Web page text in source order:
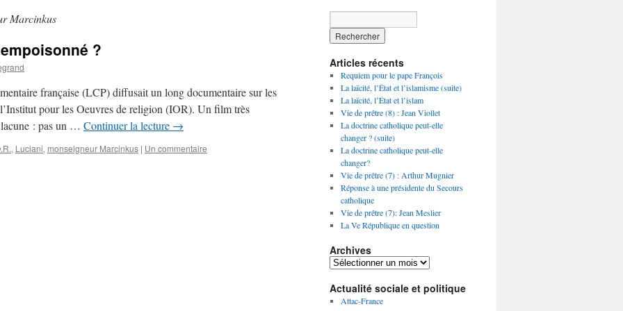
Marcinkus
?
française (LCP) diffusait un long documentaire sur les
pour les Oeuvres de religion (IOR). Un film très
lacune : pas un … Continuer la lecture →
, Luciani, monseigneur Marcinkus | Un commentaire
Articles récents
Requiem pour le pape François
La laïcité, l’État et l’islamisme (suite)
La laïcité, l’État et l’islam
Vie de prêtre (8) : Jean Viollet
La doctrine catholique peut-elle
changer ? (suite)
La doctrine catholique peut-elle
changer?
Vie de prêtre (7) : Arthur Mugnier
Réponse à une présidente du Secours
catholique
Vie de prêtre (7): Jean Meslier
La Ve République en question
Archives
Archives
Actualité sociale et politique
Attac-France